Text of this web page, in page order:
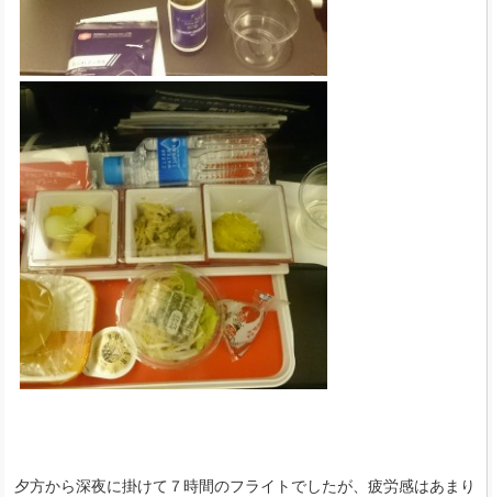
夕方から深夜に掛けて７時間のフライトでしたが、疲労感はあまり